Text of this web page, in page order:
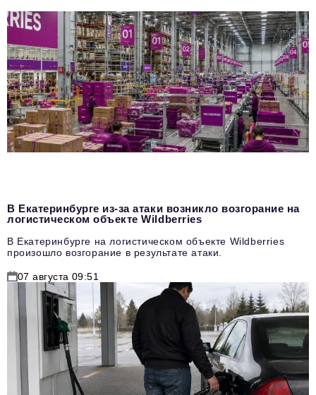
В Екатеринбурге из-за атаки возникло возгорание на
логистическом объекте Wildberries
В Екатеринбурге на логистическом объекте Wildberries
произошло возгорание в результате атаки.
07 августа 09:51